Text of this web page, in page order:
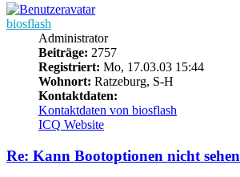
biosflash
Administrator
Beiträge: 2757
Registriert: Mo, 17.03.03 15:44
Wohnort: Ratzeburg, S-H
Kontaktdaten:
Kontaktdaten von biosflash
ICQ Website
Re: Kann Bootoptionen nicht sehen